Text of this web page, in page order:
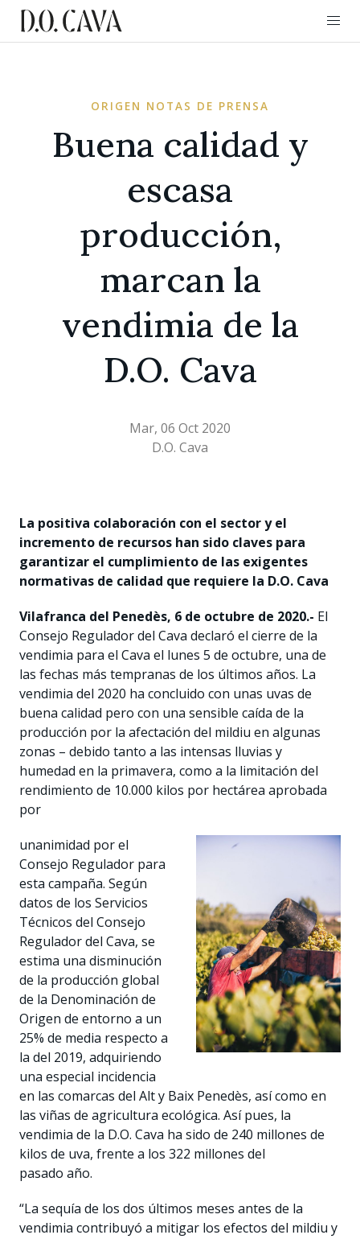
ORIGEN NOTAS DE PRENSA
Buena calidad y
escasa
producción,
marcan la
vendimia de la
D.O. Cava
Mar, 06 Oct 2020
D.O. Cava
La positiva colaboración con el sector y el
incremento de recursos han sido claves para
garantizar el cumplimiento de las exigentes
normativas de calidad que requiere la D.O. Cava
Vilafranca del Penedès, 6 de octubre de 2020.- El
Consejo Regulador del Cava declaró el cierre de la
vendimia para el Cava el lunes 5 de octubre, una de
las fechas más tempranas de los últimos años. La
vendimia del 2020 ha concluido con unas uvas de
buena calidad pero con una sensible caída de la
producción por la afectación del mildiu en algunas
zonas – debido tanto a las intensas lluvias y
humedad en la primavera, como a la limitación del
rendimiento de 10.000 kilos por hectárea aprobada
por
unanimidad por el
Consejo Regulador para
esta campaña. Según
datos de los Servicios
Técnicos del Consejo
Regulador del Cava, se
estima una disminución
de la producción global
de la Denominación de
Origen de entorno a un
25% de media respecto a
la del 2019, adquiriendo
una especial incidencia
en las comarcas del Alt y Baix Penedès, así como en
las viñas de agricultura ecológica. Así pues, la
vendimia de la D.O. Cava ha sido de 240 millones de
kilos de uva, frente a los 322 millones del
pasado año.
“La sequía de los dos últimos meses antes de la
vendimia contribuyó a mitigar los efectos del mildiu y